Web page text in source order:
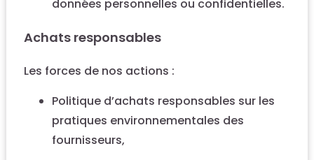
données personnelles ou confidentielles.
Achats responsables
Les forces de nos actions :
Politique d’achats responsables sur les
pratiques environnementales des
fournisseurs,